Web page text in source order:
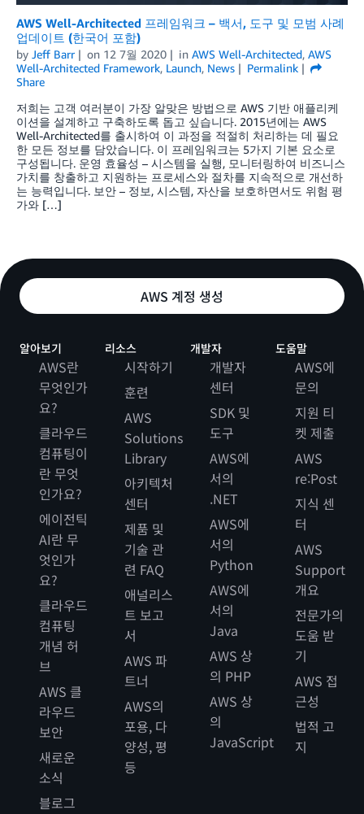
AWS Well-Architected 프레임워크 – 백서, 도구 및 모범 사례
업데이트 (한국어 포함)
by Jeff Barr on 12 7월 2020 in AWS Well-Architected, AWS
Well-Architected Framework, Launch, News
Permalink
Share
저희는 고객 여러분이 가장 알맞은 방법으로 AWS 기반 애플리케
이션을 설계하고 구축하도록 돕고 싶습니다. 2015년에는 AWS
Well-Architected를 출시하여 이 과정을 적절히 처리하는 데 필요
한 모든 정보를 담았습니다. 이 프레임워크는 5가지 기본 요소로
구성됩니다. 운영 효율성 – 시스템을 실행, 모니터링하여 비즈니스
가치를 창출하고 지원하는 프로세스와 절차를 지속적으로 개선하
는 능력입니다. 보안 – 정보, 시스템, 자산을 보호하면서도 위험 평
가와 […]
AWS 계정 생성
알아보기
AWS란
무엇인가
요?
클라우드
컴퓨팅이
란 무엇
인가요?
에이전틱
AI란 무
엇인가
요?
클라우드
컴퓨팅
개념 허
브
AWS 클
라우드
보안
새로운
소식
블로그
리소스
시작하기
훈련
AWS
Solutions
Library
아키텍처
센터
제품 및
기술 관
련 FAQ
애널리스
트 보고
서
AWS 파
트너
AWS의
포용, 다
양성, 평
등
개발자
개발자
센터
SDK 및
도구
AWS에
서의
.NET
AWS에
서의
Python
AWS에
서의
Java
AWS 상
의 PHP
AWS 상
의
JavaScript
도움말
AWS에
문의
지원 티
켓 제출
AWS
re:Post
지식 센
터
AWS
Support
개요
전문가의
도움 받
기
AWS 접
근성
법적 고
지